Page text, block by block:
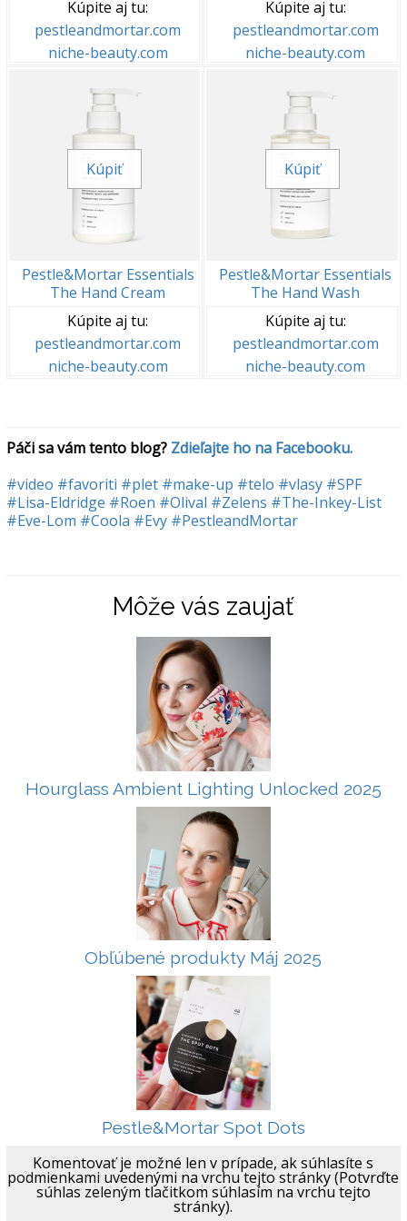
Kúpite aj tu:
pestleandmortar.com
niche-beauty.com
Kúpite aj tu:
pestleandmortar.com
niche-beauty.com
Kúpiť
Pestle&Mortar Essentials
The Hand Cream
Kúpite aj tu:
pestleandmortar.com
niche-beauty.com
Kúpiť
Pestle&Mortar Essentials
The Hand Wash
Kúpite aj tu:
pestleandmortar.com
niche-beauty.com
Páči sa vám tento blog? Zdieľajte ho na Facebooku.
#video #favoriti #plet #make-up #telo #vlasy #SPF
#Lisa-Eldridge #Roen #Olival #Zelens #The-Inkey-List
#Eve-Lom #Coola #Evy #PestleandMortar
Môže vás zaujať
Hourglass Ambient Lighting Unlocked 2025
Obľúbené produkty Máj 2025
Pestle&Mortar Spot Dots
Komentovať je možné len v prípade, ak súhlasíte s
podmienkami uvedenými na vrchu tejto stránky (Potvrďte
súhlas zeleným tlačitkom súhlasím na vrchu tejto
stránky).